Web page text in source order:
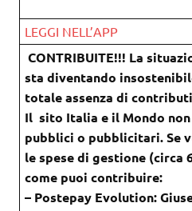
LEGGI NELL’APP
CONTRIBUITE!!! La
sta diventando
totale assenza di contributi
Il sito Italia e il Mondo
pubblici o pubblicitari. Se
le spese di gestione (circa
come puoi contribuire:
– Postepay Evolution: